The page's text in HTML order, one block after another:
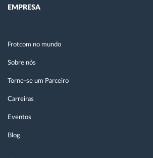
EMPRESA
Frotcom no mundo
Sobre nós
Torne-se um Parceiro
Carreiras
Eventos
Blog